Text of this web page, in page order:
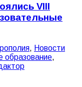
VIII
, Новости
образование,